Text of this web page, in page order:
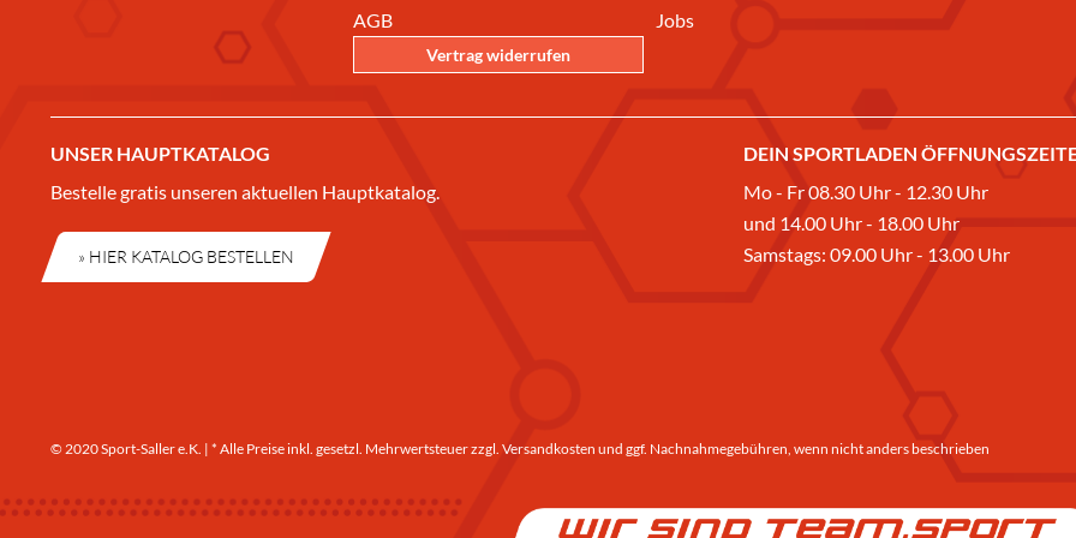
AGB
Vertrag widerrufen
Jobs
UNSER HAUPTKATALOG
Bestelle gratis unseren aktuellen Hauptkatalog.
» HIER KATALOG BESTELLEN
DEIN SPORTLADEN
Mo - Fr 08.30 Uhr - 12.30 Uhr
und 14.00 Uhr - 18.00 Uhr
Samstags: 09.00 Uhr - 13.00 Uhr
© 2020 Sport-Saller e.K. | * Alle Preise inkl. gesetzl. Mehrwertsteuer zzgl. Versandkosten und ggf. Nachnahmegebühren, wenn nicht anders beschrieben